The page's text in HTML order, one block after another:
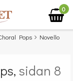
0
Pops
Novello
sidan 8